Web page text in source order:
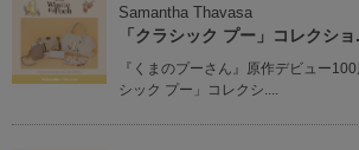
Samantha Thavasa
「クラシック プー」コレクショ
『くまのプーさん』原作デビュー
シック プー」コレクシ....